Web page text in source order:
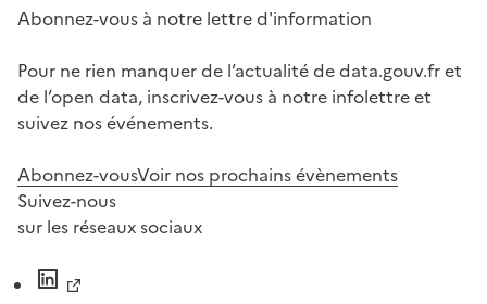
Abonnez-vous à notre lettre d'information
Pour ne rien manquer de l’actualité de data.gouv.fr et
de l’open data, inscrivez-vous à notre infolettre et
suivez nos événements.
Abonnez-vousVoir nos prochains évènements
Suivez-nous
sur les réseaux sociaux